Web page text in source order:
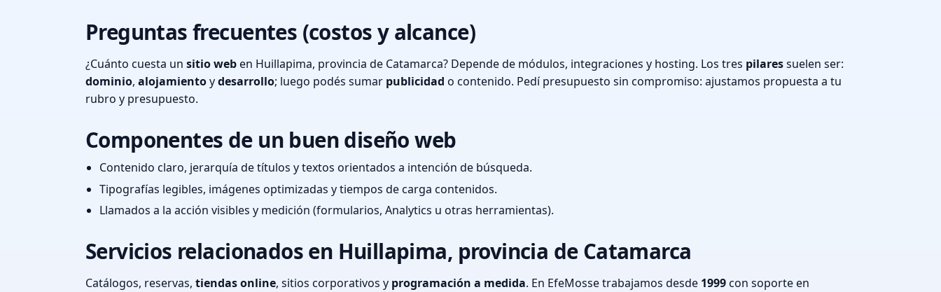
Preguntas frecuentes (costos y alcance)
¿Cuánto cuesta un sitio weben Huillapima, provincia de Catamarca? Depende de módulos, integraciones y hosting. Los tres pilaressuelen ser:
dominio, alojamientoydesarrollo; luego podés sumar publicidad o contenido. Pedí presupuesto sin compromiso: ajustamos propuesta a tu
rubro y presupuesto.
Componentes de un buen diseño web
Contenido claro, jerarquía de títulos y textos orientados a intención de búsqueda.
Tipografías legibles, imágenes optimizadas y tiempos de carga contenidos.
Llamados a la acción visibles y medición (formularios, Analytics u otras herramientas).
Servicios relacionados en Huillapima, provincia de Catamarca
Catálogos, reservas, tiendas online, sitios corporativos y programación a medida. En EfeMosse trabajamos desde 1999con soporte en